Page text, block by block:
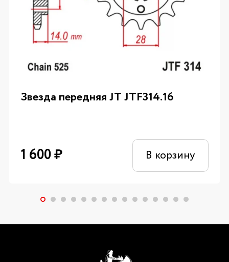
Звезда передняя JT JTF314.16
1 600₽ В корзину